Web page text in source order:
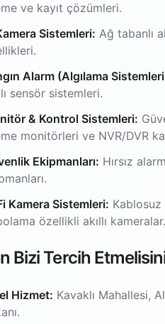
ve kayıt çözümleri.
Sistemleri: Ağ tabanlı
Alarm (Algılama
sensör sistemleri.
& Kontrol Sistemleri:
monitörleri ve NVR/DVR
Ekipmanları: Hırsız
Kamera Sistemleri:
özellikli akıllı kameralar.
Bizi Tercih
Hizmet: Kavaklı Mahallesi,